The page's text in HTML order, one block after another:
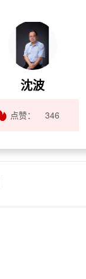
沈波
点赞： 346